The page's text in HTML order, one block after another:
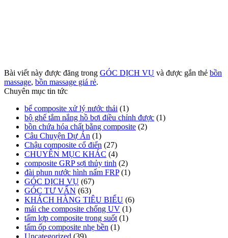
Bài viết này được đăng trong GÓC DỊCH VỤ và được gắn thẻ bồn
massage, bồn massage giá rẻ.
Chuyên mục tin tức
bể composite xử lý nước thải (1)
bộ ghế tắm nắng hồ bơi điều chỉnh được (1)
bồn chứa hóa chất bằng composite (2)
Câu Chuyện Dự Án (1)
Chậu composite cổ điển (27)
CHUYÊN MỤC KHÁC (4)
composite GRP sợi thủy tinh (2)
đài phun nước hình nấm FRP(1)
GÓC DỊCH VỤ (67)
GÓC TƯ VẤN (63)
KHÁCH HÀNG TIÊU BIỂU (6)
mái che composite chống UV (1)
tấm lợp composite trong suốt (1)
tấm ốp composite nhẹ bền (1)
Uncategorized (39)